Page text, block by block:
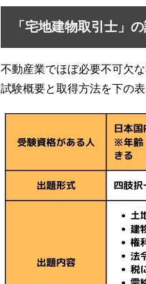
「宅地建物取引士」
不動産業でほぼ必要不可欠
試験概要と取得方法を下の